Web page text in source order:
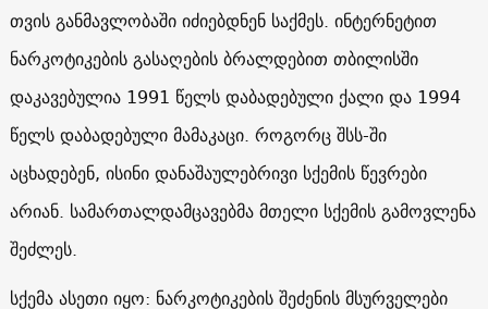
თვის განმავლობაში იძიებდნენ საქმეს. ინტერნეტით
ნარკოტიკების გასაღების ბრალდებით თბილისში
დაკავებულია 1991 წელს დაბადებული ქალი და 1994
წელს დაბადებული მამაკაცი. როგორც შსს-ში
აცხადებენ, ისინი დანაშაულებრივი სქემის წევრები
არიან. სამართალდამცავებმა მთელი სქემის გამოვლენა
შეძლეს.
სქემა ასეთი იყო: ნარკოტიკების შეძენის მსურველები